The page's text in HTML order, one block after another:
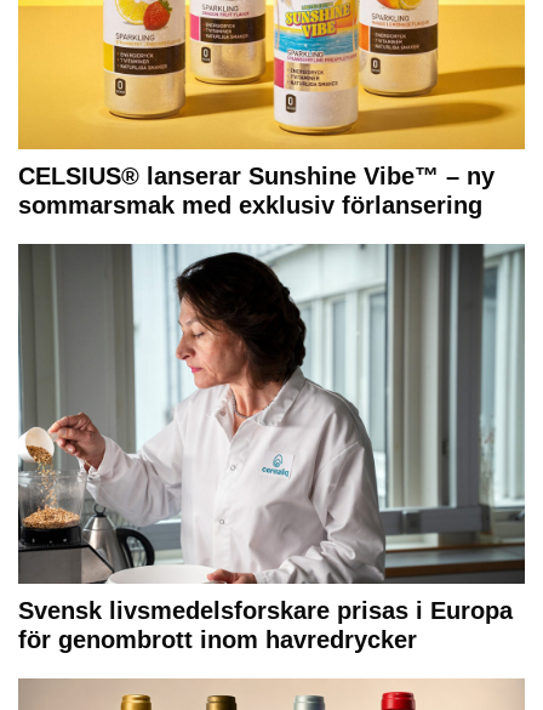
CELSIUS® lanserar Sunshine Vibe™ – ny
sommarsmak med exklusiv förlansering
Svensk livsmedelsforskare prisas i Europa
för genombrott inom havredrycker